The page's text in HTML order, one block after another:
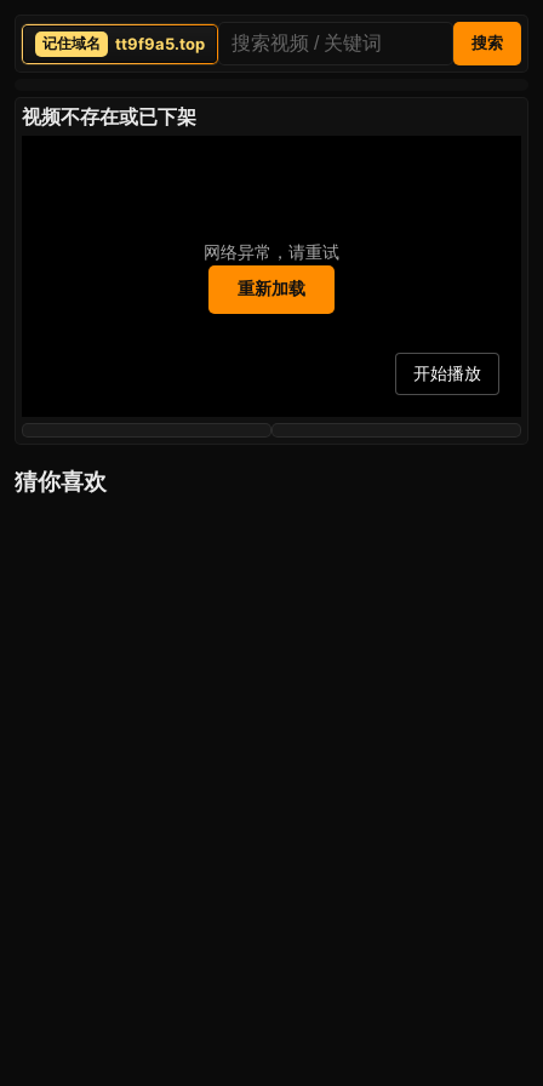
tt9f9a5.top 搜索
视频不存在或已下架
网络异常，请重试
重新加载
开始播放
猜你喜欢